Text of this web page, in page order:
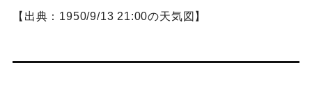
【出典：1950/9/13 21:00の天気図】